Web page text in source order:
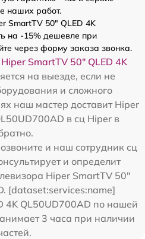
наших работ.
SmartTV 50" QLED 4K
на -15% дешевле при
через форму заказа звонка.
SmartTV 50" QLED 4K
на выезде, если не
и сложного
наш мастер доставит Hiper
в сц Hiper в
и наш сотрудник сц
и определит
Hiper SmartTV 50"
[dataset:services:name]
4K QL50UD700AD по нашей
3 часа при наличии